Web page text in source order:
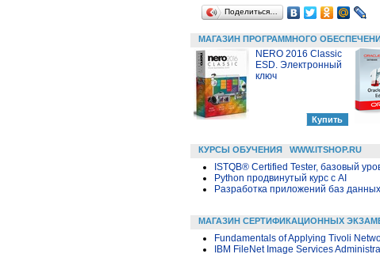
Поделиться…
МАГАЗИН ПРОГРАММНОГО
NERO 2016 Classic
ESD. Электронный
ключ
КУРСЫ ОБУЧЕНИЯ WWW.ITSHOP.RU
ISTQB® Certified Tester, базовый
Python продвинутый курс с AI
Разработка приложений баз
МАГАЗИН СЕРТИФИКАЦИОННЫХ
Fundamentals of Applying Tivoli
IBM FileNet Image Services